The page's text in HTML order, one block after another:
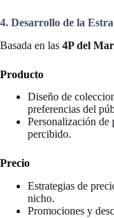
4. Desarrollo de la
Basada en las 4P del
Producto
Diseño de
preferencias del
Personalización de
percibido.
Precio
Estrategias de
nicho.
Promociones y